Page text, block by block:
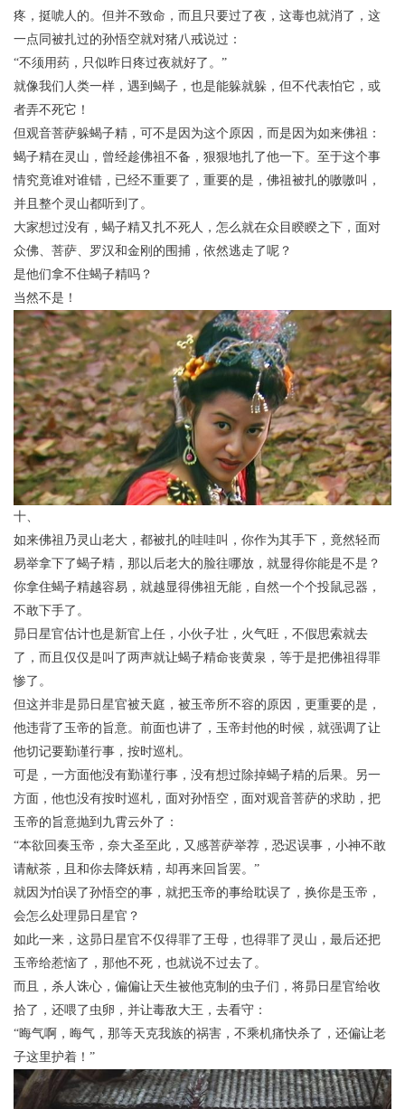
疼，挺唬人的。但并不致命，而且只要过了夜，这毒也就消了，这
一点同被扎过的孙悟空就对猪八戒说过：
“不须用药，只似昨日疼过夜就好了。”
就像我们人类一样，遇到蝎子，也是能躲就躲，但不代表怕它，或
者弄不死它！
但观音菩萨躲蝎子精，可不是因为这个原因，而是因为如来佛祖：
蝎子精在灵山，曾经趁佛祖不备，狠狠地扎了他一下。至于这个事
情究竟谁对谁错，已经不重要了，重要的是，佛祖被扎的嗷嗷叫，
并且整个灵山都听到了。
大家想过没有，蝎子精又扎不死人，怎么就在众目睽睽之下，面对
众佛、菩萨、罗汉和金刚的围捕，依然逃走了呢？
是他们拿不住蝎子精吗？
当然不是！
十、
如来佛祖乃灵山老大，都被扎的哇哇叫，你作为其手下，竟然轻而
易举拿下了蝎子精，那以后老大的脸往哪放，就显得你能是不是？
你拿住蝎子精越容易，就越显得佛祖无能，自然一个个投鼠忌器，
不敢下手了。
昴日星官估计也是新官上任，小伙子壮，火气旺，不假思索就去
了，而且仅仅是叫了两声就让蝎子精命丧黄泉，等于是把佛祖得罪
惨了。
但这并非是昴日星官被天庭，被玉帝所不容的原因，更重要的是，
他违背了玉帝的旨意。前面也讲了，玉帝封他的时候，就强调了让
他切记要勤谨行事，按时巡札。
可是，一方面他没有勤谨行事，没有想过除掉蝎子精的后果。另一
方面，他也没有按时巡札，面对孙悟空，面对观音菩萨的求助，把
玉帝的旨意抛到九霄云外了：
“本欲回奏玉帝，奈大圣至此，又感菩萨举荐，恐迟误事，小神不敢
请献茶，且和你去降妖精，却再来回旨罢。”
就因为怕误了孙悟空的事，就把玉帝的事给耽误了，换你是玉帝，
会怎么处理昴日星官？
如此一来，这昴日星官不仅得罪了王母，也得罪了灵山，最后还把
玉帝给惹恼了，那他不死，也就说不过去了。
而且，杀人诛心，偏偏让天生被他克制的虫子们，将昴日星官给收
拾了，还喂了虫卵，并让毒敌大王，去看守：
“晦气啊，晦气，那等天克我族的祸害，不乘机痛快杀了，还偏让老
子这里护着！”